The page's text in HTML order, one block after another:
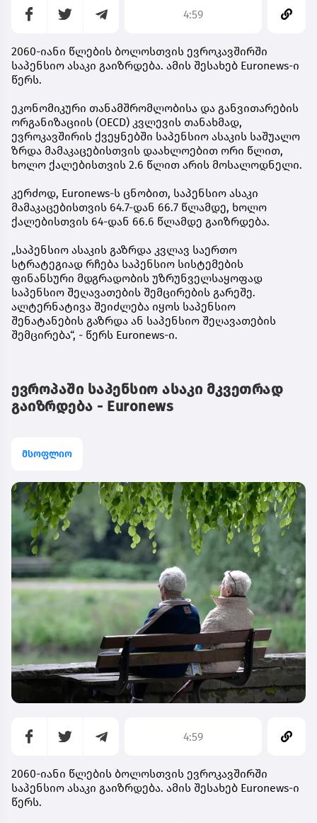
4:59
2060-იანი წლების ბოლოსთვის ევროკავშირში
საპენსიო ასაკი გაიზრდება. ამის შესახებ Euronews-ი
წერს.
ეკონომიკური თანამშრომლობისა და განვითარების
ორგანიზაციის (OECD) კვლევის თანახმად,
ევროკავშირის ქვეყნებში საპენსიო ასაკის საშუალო
ზრდა მამაკაცებისთვის დაახლოებით ორი წლით,
ხოლო ქალებისთვის 2.6 წლით არის მოსალოდნელი.
კერძოდ, Euronews-ს ცნობით, საპენსიო ასაკი
მამაკაცებისთვის 64.7-დან 66.7 წლამდე, ხოლო
ქალებისთვის 64-დან 66.6 წლამდე გაიზრდება.
„საპენსიო ასაკის გაზრდა კვლავ საერთო
სტრატეგიად რჩება საპენსიო სისტემების
ფინანსური მდგრადობის უზრუნველსაყოფად
საპენსიო შეღავათების შემცირების გარეშე.
ალტერნატივა შეიძლება იყოს საპენსიო
შენატანების გაზრდა ან საპენსიო შეღავათების
შემცირება“, - წერს Euronews-ი.
ევროპაში საპენსიო ასაკი მკვეთრად
გაიზრდება - Euronews
მსოფლიო
4:59
2060-იანი წლების ბოლოსთვის ევროკავშირში
საპენსიო ასაკი გაიზრდება. ამის შესახებ Euronews-ი
წერს.